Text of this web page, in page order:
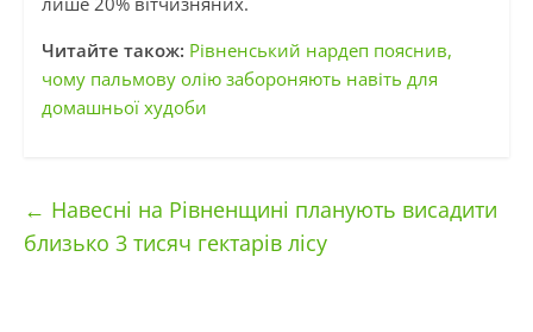
Читайте також: Рівненський нардеп пояснив,
чому пальмову олію забороняють навіть для
домашньої худоби
← Навесні на Рівненщині планують висадити
близько 3 тисяч гектарів лісу